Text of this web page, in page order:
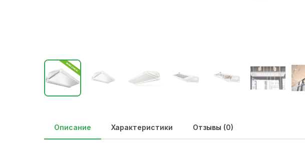
Описание Характеристики Отзывы (0)